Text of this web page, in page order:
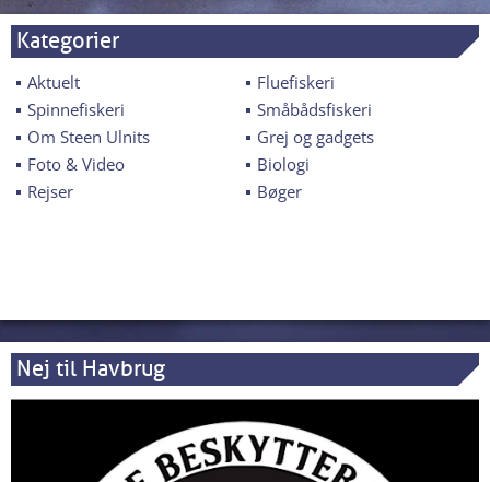
Kategorier
Aktuelt
Fluefiskeri
Spinnefiskeri
Småbådsfiskeri
Om Steen Ulnits
Grej og gadgets
Foto & Video
Biologi
Rejser
Bøger
Nej til Havbrug